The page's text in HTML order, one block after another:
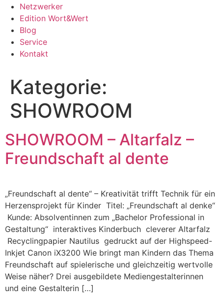
Netzwerker
Edition Wort&Wert
Blog
Service
Kontakt
Kategorie:
SHOWROOM
SHOWROOM – Altarfalz –
Freundschaft al dente
„Freundschaft al dente“ – Kreativität trifft Technik für ein
Herzensprojekt für Kinder Titel: „Freundschaft al denke“
Kunde: Absolventinnen zum „Bachelor Professional in
Gestaltung“ interaktives Kinderbuch cleverer Altarfalz
Recyclingpapier Nautilus gedruckt auf der Highspeed-
Inkjet Canon iX3200 Wie bringt man Kindern das Thema
Freundschaft auf spielerische und gleichzeitig wertvolle
Weise näher? Drei ausgebildete Mediengestalterinnen
und eine Gestalterin […]